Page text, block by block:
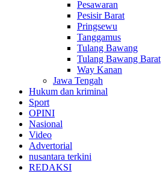
Pesawaran
Pesisir Barat
Pringsewu
Tanggamus
Tulang Bawang
Tulang Bawang Barat
Way Kanan
Jawa Tengah
Hukum dan kriminal
Sport
OPINI
Nasional
Video
Advertorial
nusantara terkini
REDAKSI